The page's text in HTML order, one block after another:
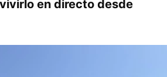
en directo desde